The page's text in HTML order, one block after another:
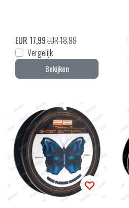
EUR 17,99EUR 18,99
Vergelijk
Bekijken